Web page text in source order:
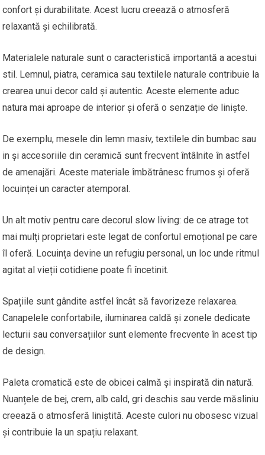
confort și durabilitate. Acest lucru creează o atmosferă
relaxantă și echilibrată.
Materialele naturale sunt o caracteristică importantă a acestui
stil. Lemnul, piatra, ceramica sau textilele naturale contribuie la
crearea unui decor cald și autentic. Aceste elemente aduc
natura mai aproape de interior și oferă o senzație de liniște.
De exemplu, mesele din lemn masiv, textilele din bumbac sau
in și accesoriile din ceramică sunt frecvent întâlnite în astfel
de amenajări. Aceste materiale îmbătrânesc frumos și oferă
locuinței un caracter atemporal.
Un alt motiv pentru care decorul slow living: de ce atrage tot
mai mulți proprietari este legat de confortul emoțional pe care
îl oferă. Locuința devine un refugiu personal, un loc unde ritmul
agitat al vieții cotidiene poate fi încetinit.
Spațiile sunt gândite astfel încât să favorizeze relaxarea.
Canapelele confortabile, iluminarea caldă și zonele dedicate
lecturii sau conversațiilor sunt elemente frecvente în acest tip
de design.
Paleta cromatică este de obicei calmă și inspirată din natură.
Nuanțele de bej, crem, alb cald, gri deschis sau verde măsliniu
creează o atmosferă liniștită. Aceste culori nu obosesc vizual
și contribuie la un spațiu relaxant.